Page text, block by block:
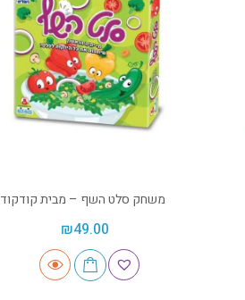
משחק סלט השף – מבית קודקוד
₪49.00